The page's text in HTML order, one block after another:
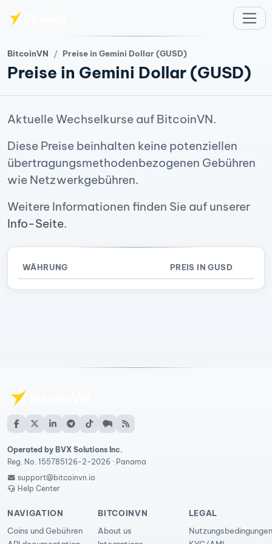
BitcoinVN Preise in Gemini Dollar (GUSD)
Preise in Gemini Dollar (GUSD)
Aktuelle Wechselkurse auf BitcoinVN.
Diese Preise beinhalten keine potenziellen
übertragungsmethodenbezogenen Gebühren
wie Netzwerkgebühren.
Weitere Informationen finden Sie auf unserer
Info-Seite.
WÄHRUNG PREIS IN GUSD
Operated by BVX Solutions Inc.
Reg. No. 155785126-2-2026 · Panama
support@bitcoinvn.io
Help Center
NAVIGATION
Coins und Gebühren
BITCOINVN
About us
LEGAL
Nutzungsbedingungen